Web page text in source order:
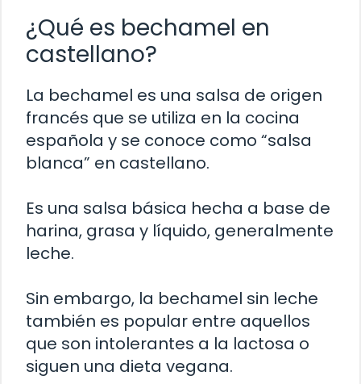
¿Qué es bechamel en
castellano?
La bechamel es una salsa de origen
francés que se utiliza en la cocina
española y se conoce como “salsa
blanca” en castellano.
Es una salsa básica hecha a base de
harina, grasa y líquido, generalmente
leche.
Sin embargo, la bechamel sin leche
también es popular entre aquellos
que son intolerantes a la lactosa o
siguen una dieta vegana.